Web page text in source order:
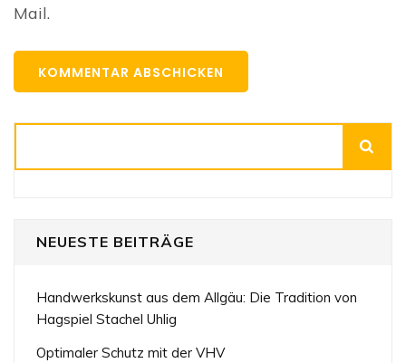
Mail.
NEUESTE BEITRÄGE
Handwerkskunst aus dem Allgäu: Die Tradition von
Hagspiel Stachel Uhlig
Optimaler Schutz mit der VHV